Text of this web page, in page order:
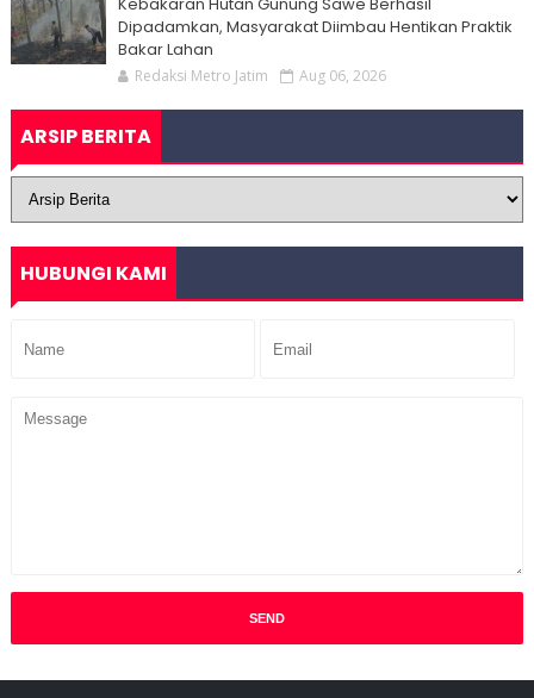
Dipadamkan, Masyarakat Diimbau Hentikan Praktik
Bakar Lahan
Redaksi Metro Jatim Aug 06, 2026
ARSIP BERITA
HUBUNGI KAMI